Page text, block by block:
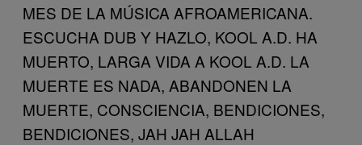
MES DE LA MÚSICA AFROAMERICANA.
ESCUCHA DUB Y HAZLO, KOOL A.D. HA
MUERTO, LARGA VIDA A KOOL A.D. LA
MUERTE ES NADA, ABANDONEN LA
MUERTE, CONSCIENCIA, BENDICIONES,
BENDICIONES, JAH JAH ALLAH